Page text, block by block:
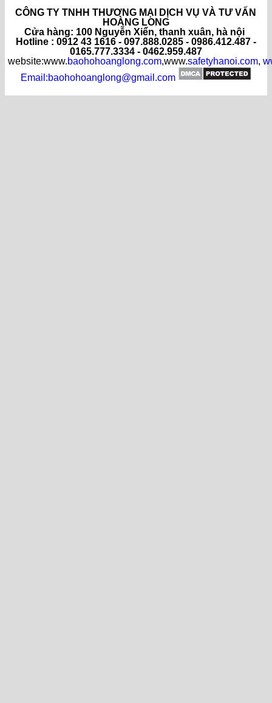
CÔNG TY TNHH THƯƠNG MẠI DỊCH VỤ VÀ TƯ VẤN
HOÀNG LONG
Cửa hàng: 100 Nguyễn Xiển, thanh xuân, hà nội
Hotline : 0912 43 1616 - 097.888.0285 - 0986.412.487 -
0165.777.3334 - 0462.959.487
website:www.baohohoanglong.com,www.safetyhanoi.com,
Email:baohohoanglong@gmail.com